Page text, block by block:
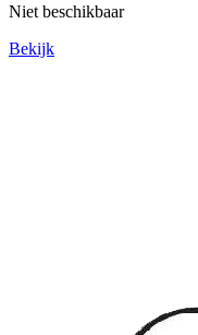
Niet beschikbaar
Bekijk